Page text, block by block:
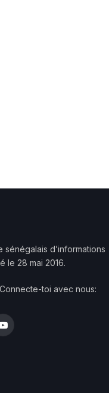
sénégalais d’informations
le 28 mai 2016.
toi avec nous:
YouTube